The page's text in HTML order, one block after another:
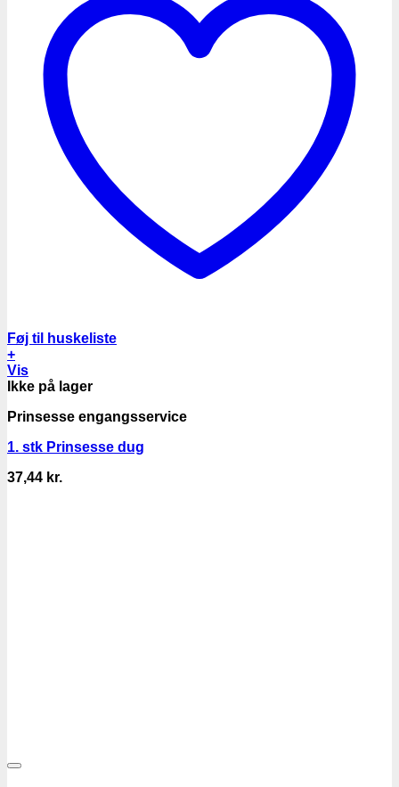
Føj til huskeliste
+
Vis
Ikke på lager
Prinsesse engangsservice
1. stk Prinsesse dug
37,44 kr.